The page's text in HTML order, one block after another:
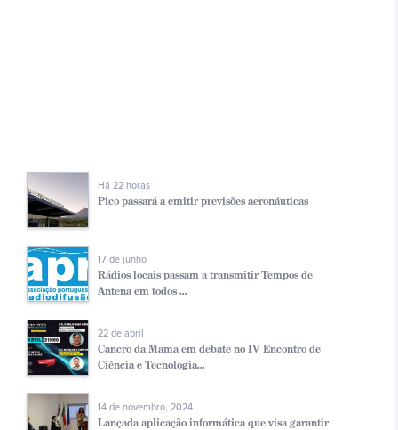
Há 22 horas
Pico passará a emitir previsões aeronáuticas
17 de junho
Rádios locais passam a transmitir Tempos de
Antena em todos ...
22 de abril
Cancro da Mama em debate no IV Encontro de
Ciência e Tecnologia...
14 de novembro, 2024
Lançada aplicação informática que visa garantir